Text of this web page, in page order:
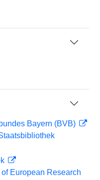
Bayern (BVB)
European Research